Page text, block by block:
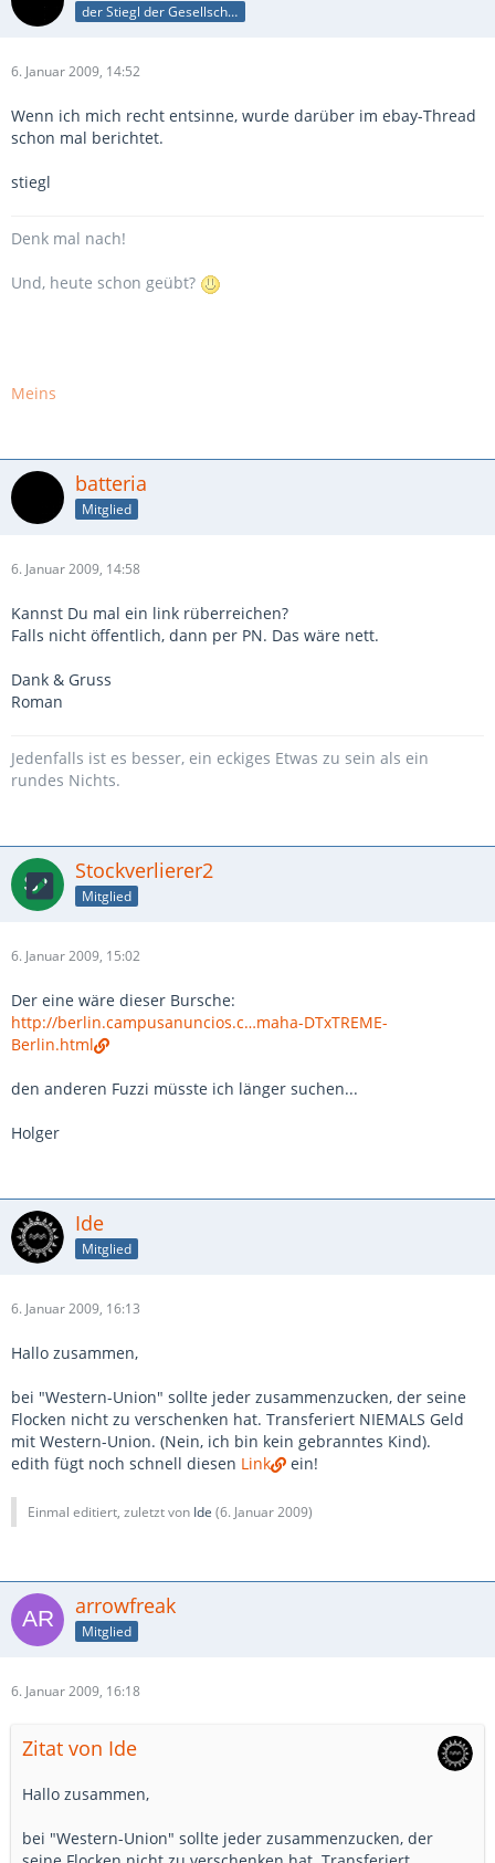
der Stiegl der Gesellschaft
6. Januar 2009, 14:52
Wenn ich mich recht entsinne, wurde darüber im ebay-Thread
schon mal berichtet.
stiegl
Denk mal nach!
Und, heute schon geübt?
Meins
batteria
Mitglied
6. Januar 2009, 14:58
Kannst Du mal ein link rüberreichen?
Falls nicht öffentlich, dann per PN. Das wäre nett.
Dank & Gruss
Roman
Jedenfalls ist es besser, ein eckiges Etwas zu sein als ein
rundes Nichts.
Stockverlierer2
Mitglied
6. Januar 2009, 15:02
Der eine wäre dieser Bursche:
http://berlin.campusanuncios.c…maha-DTxTREME-
Berlin.html
den anderen Fuzzi müsste ich länger suchen...
Holger
Ide
Mitglied
6. Januar 2009, 16:13
Hallo zusammen,
bei "Western-Union" sollte jeder zusammenzucken, der seine
Flocken nicht zu verschenken hat. Transferiert NIEMALS Geld
mit Western-Union. (Nein, ich bin kein gebranntes Kind).
edith fügt noch schnell diesen Link ein!
Einmal editiert, zuletzt von Ide (6. Januar 2009)
arrowfreak
Mitglied
6. Januar 2009, 16:18
Zitat von Ide
Hallo zusammen,
bei "Western-Union" sollte jeder zusammenzucken, der